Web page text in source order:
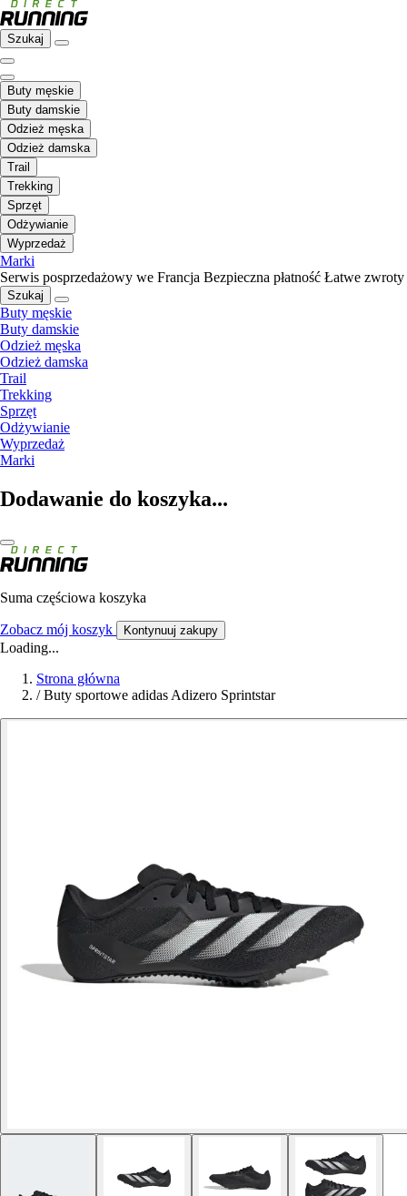
Szukaj
Buty męskie
Buty damskie
Odzież męska
Odzież damska
Trail
Trekking
Sprzęt
Odżywianie
Wyprzedaż
Marki
Serwis posprzedażowy we Francja Bezpieczna płatność Łatwe zwroty
Szukaj
Buty męskie
Buty damskie
Odzież męska
Odzież damska
Trail
Trekking
Sprzęt
Odżywianie
Wyprzedaż
Marki
Dodawanie do koszyka...
Suma częściowa koszyka
Zobacz mój koszyk Kontynuuj zakupy
Loading...
Strona główna
/ Buty sportowe adidas Adizero Sprintstar